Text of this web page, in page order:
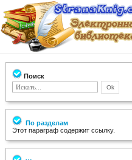
Поиск
По разделам
Этот параграф содержит ссылку.